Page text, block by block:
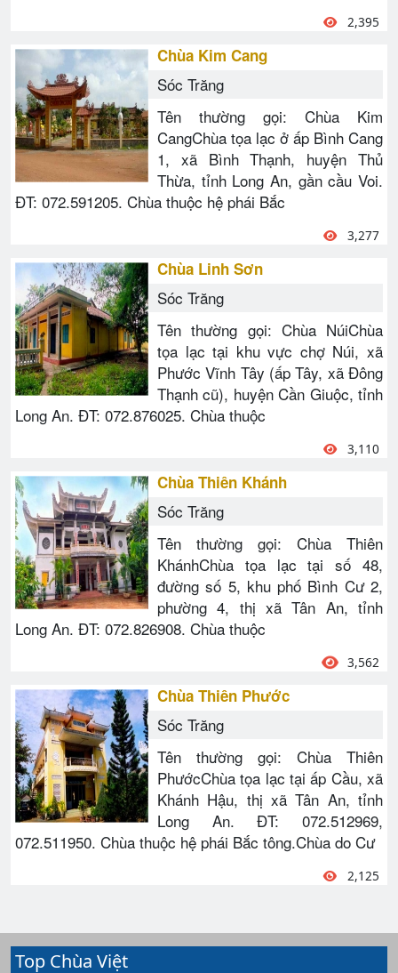
2,395
Chùa Kim Cang
Sóc Trăng
Tên thường gọi: Chùa Kim
CangChùa tọa lạc ở ấp Bình Cang
1, xã Bình Thạnh, huyện Thủ
Thừa, tỉnh Long An, gần cầu Voi.
ĐT: 072.591205. Chùa thuộc hệ phái Bắc
3,277
Chùa Linh Sơn
Sóc Trăng
Tên thường gọi: Chùa NúiChùa
tọa lạc tại khu vực chợ Núi, xã
Phước Vĩnh Tây (ấp Tây, xã Đông
Thạnh cũ), huyện Cần Giuộc, tỉnh
Long An. ĐT: 072.876025. Chùa thuộc
3,110
Chùa Thiên Khánh
Sóc Trăng
Tên thường gọi: Chùa Thiên
KhánhChùa tọa lạc tại số 48,
đường số 5, khu phố Bình Cư 2,
phường 4, thị xã Tân An, tỉnh
Long An. ĐT: 072.826908. Chùa thuộc
3,562
Chùa Thiên Phước
Sóc Trăng
Tên thường gọi: Chùa Thiên
PhướcChùa tọa lạc tại ấp Cầu, xã
Khánh Hậu, thị xã Tân An, tỉnh
Long An. ĐT: 072.512969,
072.511950. Chùa thuộc hệ phái Bắc tông.Chùa do Cư
2,125
Top Chùa Việt